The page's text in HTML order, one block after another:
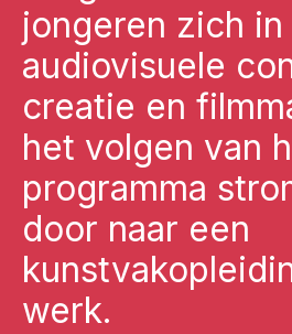
jongeren zich in
audiovisuele
creatie en
het volgen van
programma
door naar een
werk.